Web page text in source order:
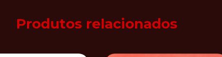
Produtos relacionados